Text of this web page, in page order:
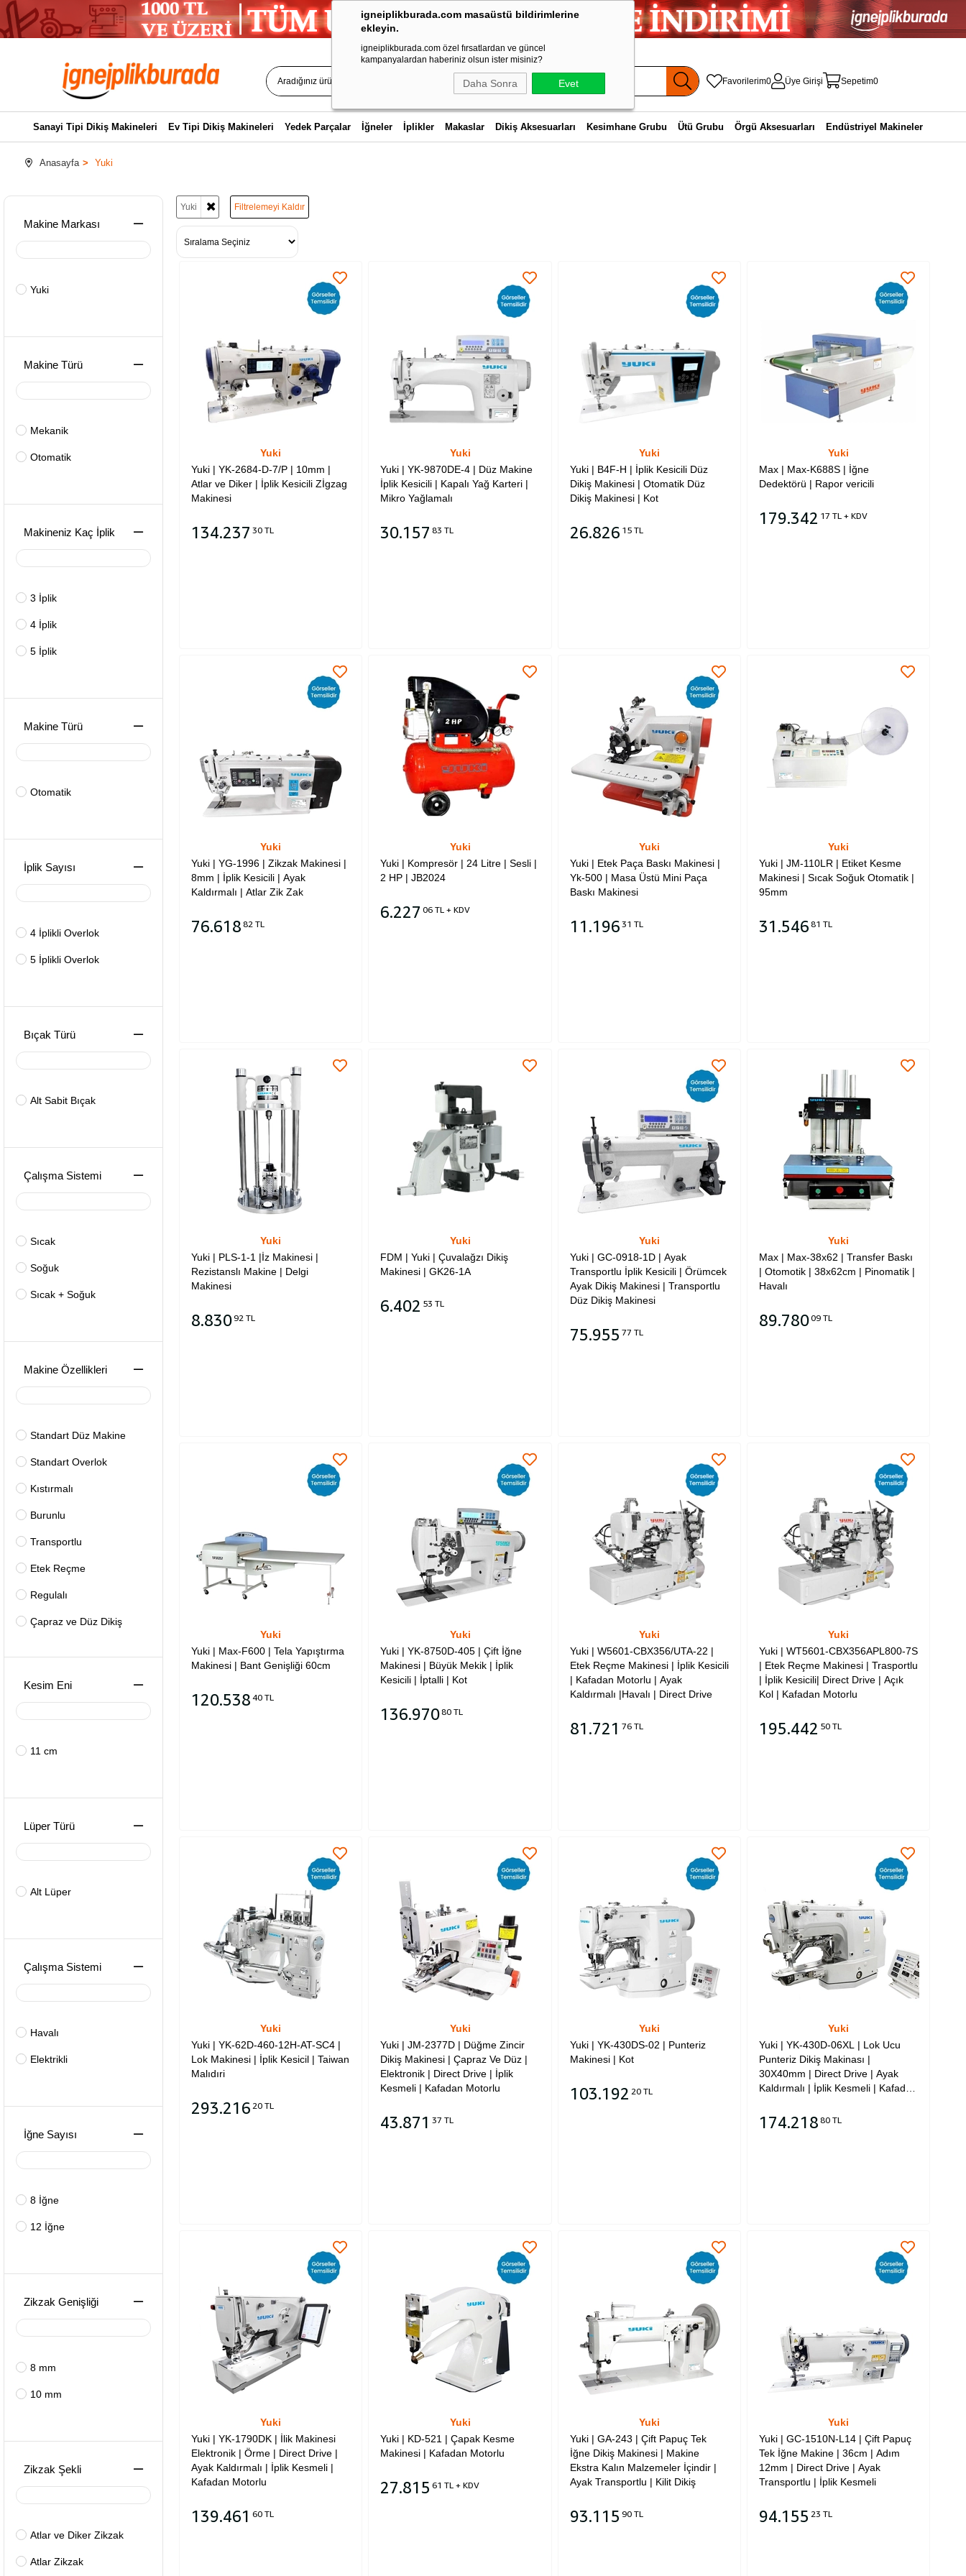
igneiplikburada.com masaüstü bildirimlerine
ekleyin.
igneiplikburada.com özel fırsatlardan ve güncel
kampanyalardan haberiniz olsun ister misiniz?
Daha Sonra Evet Favorilerim0 Üye Girişi Sepetim0
Sanayi Tipi Dikiş Makineleri Ev Tipi Dikiş Makineleri Yedek Parçalar İğneler İplikler Makaslar Dikiş Aksesuarları Kesimhane Grubu Ütü Grubu Örgü Aksesuarları Endüstriyel Makineler
Anasayfa Yuki
Makine Markası
Yuki
Makine Türü
Mekanik
Otomatik
Makineniz Kaç İplik
3 İplik
4 İplik
5 İplik
Makine Türü
Otomatik
İplik Sayısı
4 İplikli Overlok
5 İplikli Overlok
Bıçak Türü
Alt Sabit Bıçak
Çalışma Sistemi
Sıcak
Soğuk
Sıcak + Soğuk
Makine Özellikleri
Standart Düz Makine
Standart Overlok
Kıstırmalı
Burunlu
Transportlu
Etek Reçme
Regulalı
Çapraz ve Düz Dikiş
Ayak Transportlu
İnce Burunlu
Kesim Eni
11 cm
Lüper Türü
Alt Lüper
Çalışma Sistemi
Havalı
Elektrikli
İğne Sayısı
8 İğne
12 İğne
Zikzak Genişliği
8 mm
10 mm
Zikzak Şekli
Atlar ve Diker Zikzak
Atlar Zikzak
Yuki Filtrelemeyi Kaldır
Yuki
Yuki | YK-2684-D-7/P | 10mm |
Atlar ve Diker | İplik Kesicili Zİgzag
Makinesi
134.237 30 TL
Yuki
Yuki | YK-9870DE-4 | Düz Makine
İplik Kesicili | Kapalı Yağ Karteri |
Mikro Yağlamalı
30.157 83 TL
Yuki
Yuki | B4F-H | İplik Kesicili Düz
Dikiş Makinesi | Otomatik Düz
Dikiş Makinesi | Kot
26.826 15 TL
Yuki
Max | Max-K688S | İğne
Dedektörü | Rapor vericili
179.342 17 TL + KDV
Yuki
Yuki | YG-1996 | Zikzak Makinesi |
8mm | İplik Kesicili | Ayak
Kaldırmalı | Atlar Zik Zak
76.618 82 TL
Yuki
Yuki | Kompresör | 24 Litre | Sesli |
2 HP | JB2024
6.227 06 TL + KDV
Yuki
Yuki | Etek Paça Baskı Makinesi |
Yk-500 | Masa Üstü Mini Paça
Baskı Makinesi
11.196 31 TL
Yuki
Yuki | JM-110LR | Etiket Kesme
Makinesi | Sıcak Soğuk Otomatik |
95mm
31.546 81 TL
Yuki
Yuki | PLS-1-1 |İz Makinesi |
Rezistanslı Makine | Delgi
Makinesi
8.83092 TL
Yuki
FDM | Yuki | Çuvalağzı Dikiş
Makinesi | GK26-1A
6.402 53 TL
Yuki
Yuki | GC-0918-1D | Ayak
Transportlu İplik Kesicili | Örümcek
Ayak Dikiş Makinesi | Transportlu
Düz Dikiş Makinesi
75.955 77 TL
Yuki
Max | Max-38x62 | Transfer Baskı
| Otomotik | 38x62cm | Pinomatik |
Havalı
89.78009 TL
Yuki
Yuki | Max-F600 | Tela Yapıştırma
Makinesi | Bant Genişliği 60cm
120.538 40 TL
Yuki
Yuki | YK-8750D-405 | Çift İğne
Makinesi | Büyük Mekik | İplik
Kesicili | İptalli | Kot
136.97080 TL
Yuki
Yuki | W5601-CBX356/UTA-22 |
Etek Reçme Makinesi | İplik Kesicili
| Kafadan Motorlu | Ayak
Kaldırmalı |Havalı | Direct Drive
81.721 76 TL
Yuki
Yuki | WT5601-CBX356APL800-7S
| Etek Reçme Makinesi | Trasportlu
| İplik Kesicili| Direct Drive | Açık
Kol | Kafadan Motorlu
195.442 50 TL
Yuki
Yuki | YK-62D-460-12H-AT-SC4 |
Lok Makinesi | İplik Kesicil | Taiwan
Malıdıri
293.216 20 TL
Yuki
Yuki | JM-2377D | Düğme Zincir
Dikiş Makinesi | Çapraz Ve Düz |
Elektronik | Direct Drive | İplik
Kesmeli | Kafadan Motorlu
43.871 37 TL
Yuki
Yuki | YK-430DS-02 | Punteriz
Makinesi | Kot
103.192 20 TL
Yuki
Yuki | YK-430D-06XL | Lok Ucu
Punteriz Dikiş Makinası |
30X40mm | Direct Drive | Ayak
Kaldırmalı | İplik Kesmeli | Kafadan
174.218 80 TL
Yuki
Yuki | YK-1790DK | İlik Makinesi
Elektronik | Örme | Direct Drive |
Ayak Kaldırmalı | İplik Kesmeli |
Kafadan Motorlu
139.461 60 TL
Yuki
Yuki | KD-521 | Çapak Kesme
Makinesi | Kafadan Motorlu
27.815 61 TL + KDV
Yuki
Yuki | GA-243 | Çift Papuç Tek
İğne Dikiş Makinesi | Makine
Ekstra Kalın Malzemeler İçindir |
Ayak Transportlu | Kilit Dikiş
93.115 90 TL
Yuki
Yuki | GC-1510N-L14 | Çift Papuç
Tek İğne Makine | 36cm | Adım
12mm | Direct Drive | Ayak
Transportlu | İplik Kesmeli
94.155 23 TL